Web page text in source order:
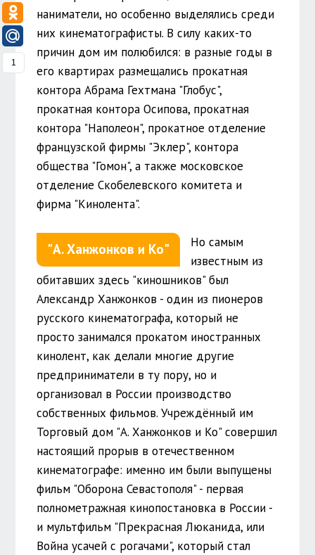
наниматели, но особенно выделялись среди
них кинематографисты. В силу каких-то
причин дом им полюбился: в разные годы в
его квартирах размещались прокатная
контора Абрама Гехтмана "Глобус",
прокатная контора Осипова, прокатная
контора "Наполеон", прокатное отделение
французской фирмы "Эклер", контора
общества "Гомон", а также московское
отделение Скобелевского комитета и
фирма "Кинолента".
"А. Ханжонков и Ко"
Но самым
известным из
обитавших здесь "киношников" был
Александр Ханжонков - один из пионеров
русского кинематографа, который не
просто занимался прокатом иностранных
кинолент, как делали многие другие
предприниматели в ту пору, но и
организовал в России производство
собственных фильмов. Учреждённый им
Торговый дом "А. Ханжонков и Ко" совершил
настоящий прорыв в отечественном
кинематографе: именно им были выпущены
фильм "Оборона Севастополя" - первая
полнометражная кинопостановка в России -
и мультфильм "Прекрасная Люканида, или
Война усачей с рогачами", который стал
1